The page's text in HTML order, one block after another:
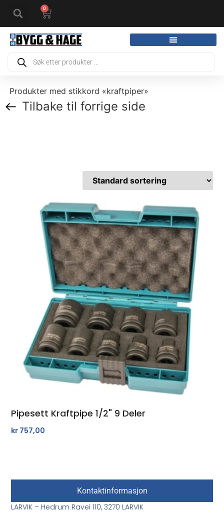
0
Produkter med stikkord «kraftpiper»
Tilbake til forrige side
Pipesett Kraftpipe 1/2" 9 Deler
kr 757,00
Kontaktinformasjon
LARVIK – Hedrum Ravei 110, 3270 LARVIK